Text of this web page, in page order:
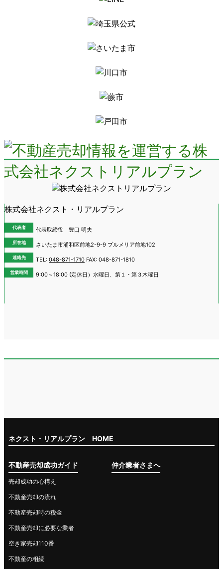
株式会社ネクスト・リアルプラン
代表者 代表取締役 豊口 明夫
所在地 さいたま市浦和区前地2-9-9 プルメリア前地102
連絡先 TEL: 048-871-1710 FAX: 048-871-1810
営業時間 9:00～18:00 (定休日）水曜日、第１・第３木曜日
ネクスト・リアルプラン HOME
不動産売却成功ガイド
売却成功の心構え
不動産売却の流れ
不動産売却時の税金
不動産売却に必要な業者
空き家売却110番
不動産の相続
仲介業者さまへ